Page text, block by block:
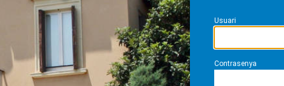
Usuari
Contrasenya